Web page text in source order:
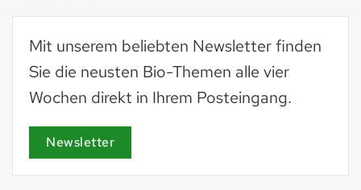
Mit unserem beliebten Newsletter finden
Sie die neusten Bio-Themen alle vier
Wochen direkt in Ihrem Posteingang.
Newsletter